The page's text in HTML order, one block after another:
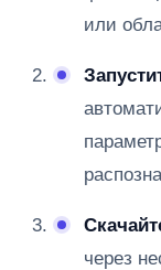
или
через